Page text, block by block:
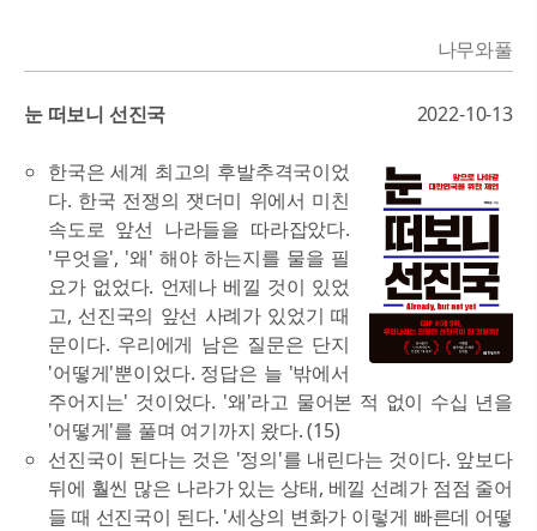
나무와풀
눈 떠보니 선진국 2022-10-13
한국은 세계 최고의 후발추격국이었
다. 한국 전쟁의 잿더미 위에서 미친
속도로 앞선 나라들을 따라잡았다.
'무엇을', '왜' 해야 하는지를 물을 필
요가 없었다. 언제나 베낄 것이 있었
고, 선진국의 앞선 사례가 있었기 때
문이다. 우리에게 남은 질문은 단지
'어떻게'뿐이었다. 정답은 늘 '밖에서
주어지는' 것이었다. '왜'라고 물어본 적 없이 수십 년을
'어떻게'를 풀며 여기까지 왔다. (15)
선진국이 된다는 것은 '정의'를 내린다는 것이다. 앞보다
뒤에 훨씬 많은 나라가 있는 상태, 베낄 선례가 점점 줄어
들 때 선진국이 된다. '세상의 변화가 이렇게 빠른데 어떻